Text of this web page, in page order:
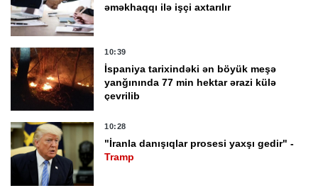
əməkhaqqı ilə işçi axtarılır
10:39
İspaniya tarixindəki ən böyük meşə
yanğınında 77 min hektar ərazi külə
çevrilib
10:28
"İranla danışıqlar prosesi yaxşı gedir" -
Tramp